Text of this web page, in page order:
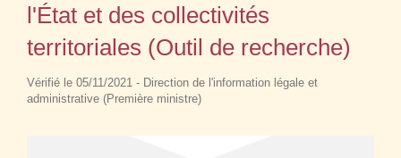
l'État et des collectivités
territoriales (Outil de recherche)
Vérifié le 05/11/2021 - Direction de l'information légale et
administrative (Première ministre)